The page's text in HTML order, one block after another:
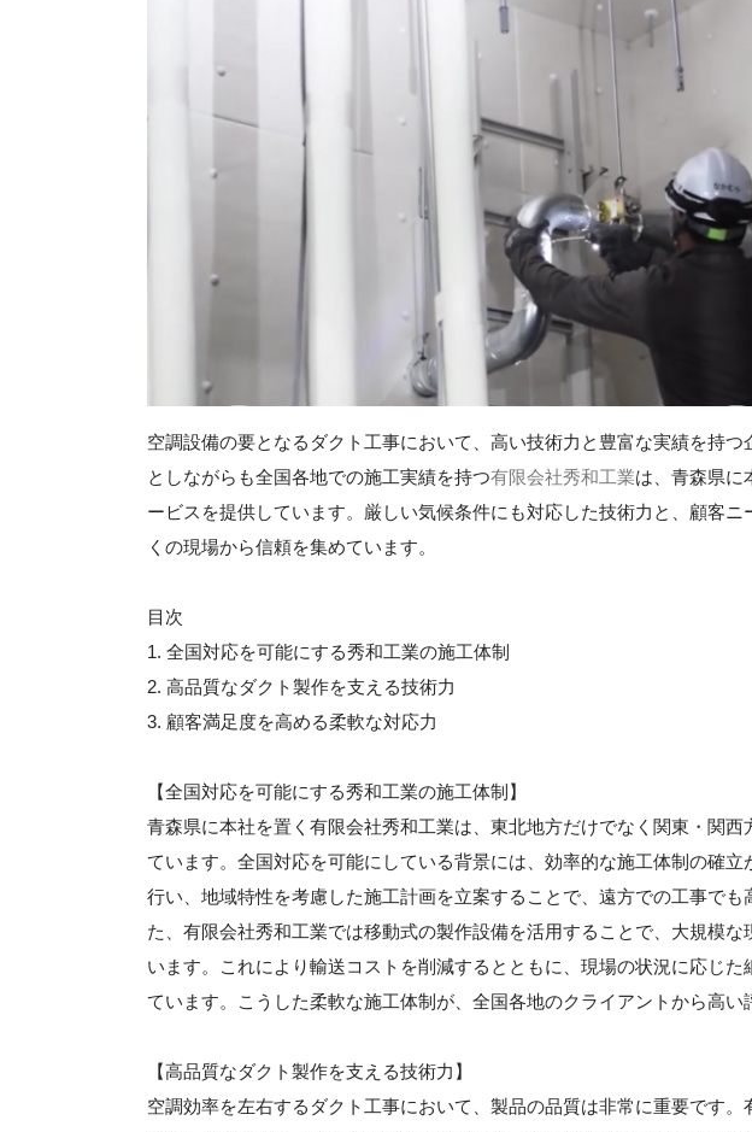
空調設備の要となるダクト工事において、高い技術力と豊富な実績を持
としながらも全国各地での施工実績を持つ有限会社秀和工業は、青森県に
ービスを提供しています。厳しい気候条件にも対応した技術力と、顧客
くの現場から信頼を集めています。
目次
1. 全国対応を可能にする秀和工業の施工体制
2. 高品質なダクト製作を支える技術力
3. 顧客満足度を高める柔軟な対応力
【全国対応を可能にする秀和工業の施工体制】
青森県に本社を置く有限会社秀和工業は、東北地方だけでなく関東・関
ています。全国対応を可能にしている背景には、効率的な施工体制の確
行い、地域特性を考慮した施工計画を立案することで、遠方での工事で
た、有限会社秀和工業では移動式の製作設備を活用することで、大規模
います。これにより輸送コストを削減するとともに、現場の状況に応じた
ています。こうした柔軟な施工体制が、全国各地のクライアントから高い
【高品質なダクト製作を支える技術力】
空調効率を左右するダクト工事において、製品の品質は非常に重要です